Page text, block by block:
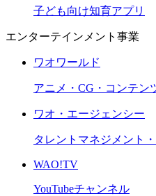
子ども向け知育アプリ
エンターテインメント事業
ワオワールド
アニメ・CG・コンテン
ワオ・エージェンシー
タレントマネジメント
WAO!TV
YouTubeチャンネル